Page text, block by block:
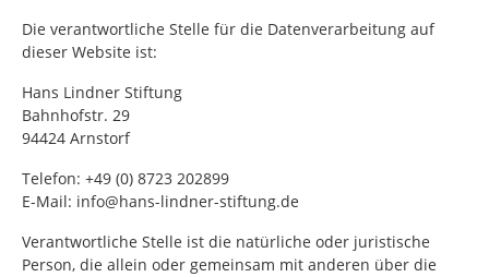
Die verantwortliche Stelle für die Datenverarbeitung auf
dieser Website ist:
Hans Lindner Stiftung
Bahnhofstr. 29
94424 Arnstorf
Telefon: +49 (0) 8723 202899
E-Mail: info@hans-lindner-stiftung.de
Verantwortliche Stelle ist die natürliche oder juristische
Person, die allein oder gemeinsam mit anderen über die